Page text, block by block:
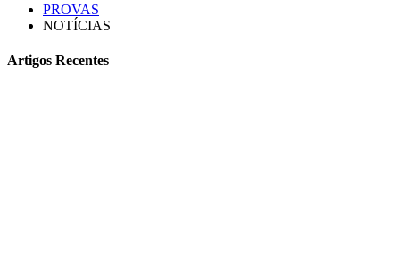
PROVAS
NOTÍCIAS
Artigos Recentes